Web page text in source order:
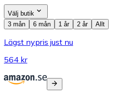
Välj butik
3 mån
6 mån 1 år 2 år Allt
Lägst nypris just nu
564 kr